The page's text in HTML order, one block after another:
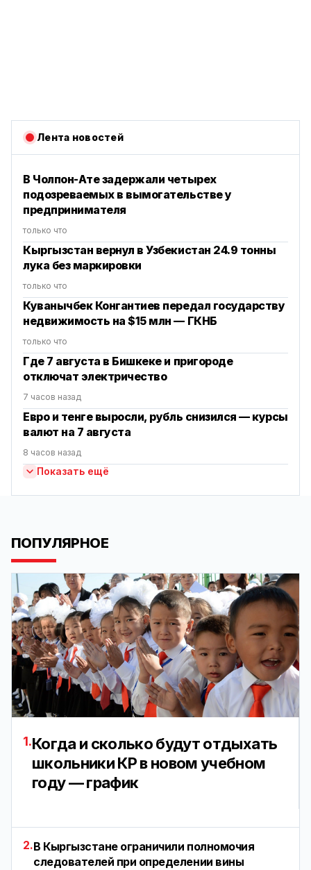
Лента новостей
В Чолпон-Ате задержали четырех
подозреваемых в вымогательстве у
предпринимателя
только что
Кыргызстан вернул в Узбекистан 24.9 тонны
лука без маркировки
только что
Куванычбек Конгантиев передал государству
недвижимость на $15 млн — ГКНБ
только что
Где 7 августа в Бишкеке и пригороде
отключат электричество
7 часов назад
Евро и тенге выросли, рубль снизился — курсы
валют на 7 августа
8 часов назад
Показать ещё
ПОПУЛЯРНОЕ
1.Когда и сколько будут отдыхать
школьники КР в новом учебном
году — график
2.В Кыргызстане ограничили полномочия
следователей при определении вины